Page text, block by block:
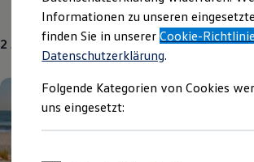
Die ENERGY Sondermodelle
Junge Gebrauchtwagen und
Volkswagen Zertifizierte
Elektromobilität bei
Saisonangebote
Reifenpakete
Leasing
Leasing-Angebote
2 Angebote
Informationen zu unseren
finden Sie in unsererCookie-Richtlinie
Datenschutzerklärung.
Folgende Kategorien von Cookies
uns eingesetzt: